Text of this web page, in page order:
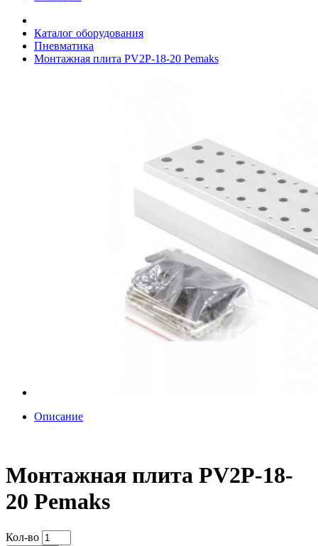
Каталог оборудования
Пневматика
Монтажная плита PV2P-18-20 Pemaks
Описание
Монтажная плита PV2P-18-
20 Pemaks
Кол-во